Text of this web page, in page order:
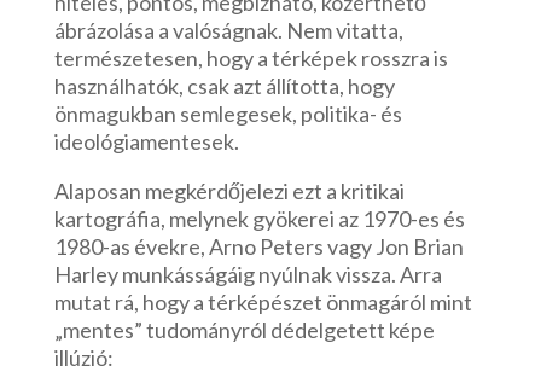
ábrázolása a valóságnak. Nem vitatta,
természetesen, hogy a térképek rosszra is
használhatók, csak azt állította, hogy
önmagukban semlegesek, politika- és
ideológiamentesek.
Alaposan megkérdőjelezi ezt a kritikai
kartográfia, melynek gyökerei az 1970-es és
1980-as évekre, Arno Peters vagy Jon Brian
Harley munkásságáig nyúlnak vissza. Arra
mutat rá, hogy a térképészet önmagáról mint
„mentes” tudományról dédelgetett képe
illúzió: